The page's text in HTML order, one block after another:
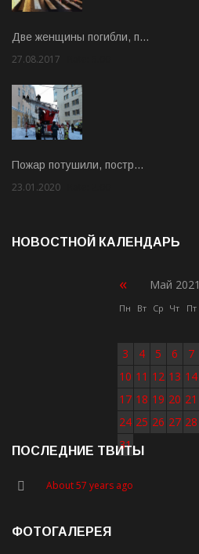
Две женщины погибли, п…
27.08.2017
Пожар потушили, постр…
23.01.2020
НОВОСТНОЙ КАЛЕНДАРЬ
« Май 2021
Пн Вт Ср Чт Пт
3
4 5 6 7
10 11 12 13 14
17 18 19 20 21
24 25 26 27 28
31
ПОСЛЕДНИЕ ТВИТЫ
About 57 years ago
ФОТОГАЛЕРЕЯ